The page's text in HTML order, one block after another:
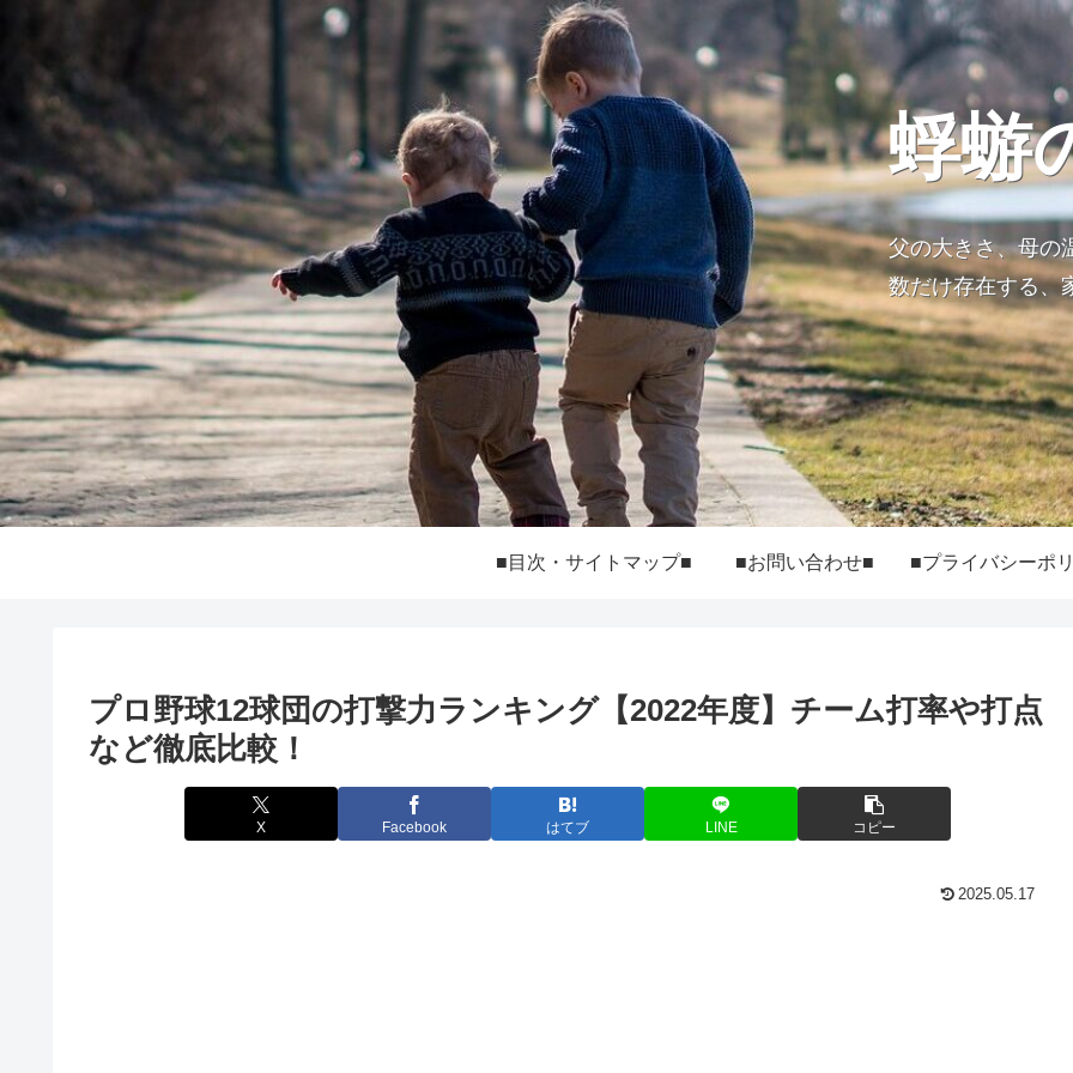
蜉蝣
父の大きさ、母の
数だけ存在する、
■目次・サイトマップ■ ■お問い合わせ■
プロ野球12球団の打撃力ランキング【2022年度】チーム打率や打点
など徹底比較！
X Facebook はてブ LINE コピー
2025.05.17